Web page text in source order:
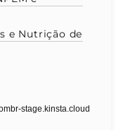
e Nutrição de
stage.kinsta.cloud